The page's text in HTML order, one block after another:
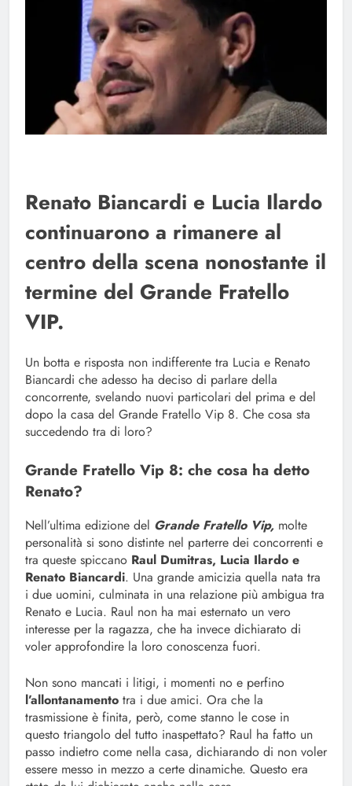
Renato Biancardi e Lucia Ilardo
continuarono a rimanere al
centro della scena nonostante il
termine del Grande Fratello
VIP.
Un botta e risposta non indifferente tra Lucia e Renato
Biancardi che adesso ha deciso di parlare della
concorrente, svelando nuovi particolari del prima e del
dopo la casa del Grande Fratello Vip 8. Che cosa sta
succedendo tra di loro?
Grande Fratello Vip 8: che cosa ha detto
Renato?
Nell’ultima edizione del Grande Fratello Vip, molte
personalità si sono distinte nel parterre dei concorrenti e
tra queste spiccano Raul Dumitras, Lucia Ilardo e
Renato Biancardi. Una grande amicizia quella nata tra
i due uomini, culminata in una relazione più ambigua tra
Renato e Lucia. Raul non ha mai esternato un vero
interesse per la ragazza, che ha invece dichiarato di
voler approfondire la loro conoscenza fuori.
Non sono mancati i litigi, i momenti no e perfino
l’allontanamento tra i due amici. Ora che la
trasmissione è finita, però, come stanno le cose in
questo triangolo del tutto inaspettato? Raul ha fatto un
passo indietro come nella casa, dichiarando di non voler
essere messo in mezzo a certe dinamiche. Questo era